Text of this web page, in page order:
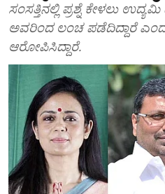
ಸಂಸತ್ತಿನಲ್ಲಿ ಪ್ರಶ್ನೆ ಕೇಳಲು
ಅವರಿಂದ ಲಂಚ ಪಡೆದಿದ್ದಾರೆ
ಆರೋಪಿಸಿದ್ದಾರೆ.